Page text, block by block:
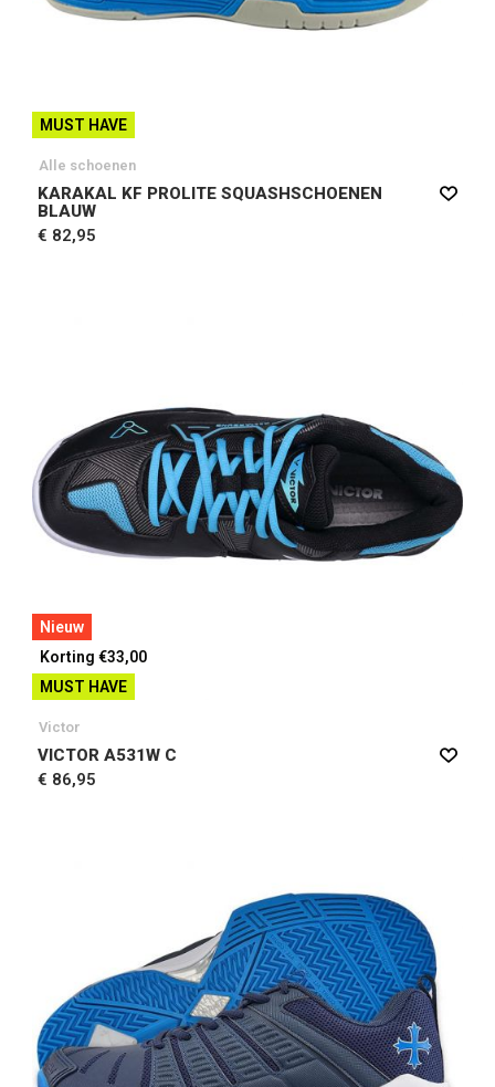
MUST HAVE
Alle schoenen
KARAKAL KF PROLITE SQUASHSCHOENEN
BLAUW
€ 82,95
Nieuw
Korting €33,00
MUST HAVE
Victor
VICTOR A531W C
€ 86,95